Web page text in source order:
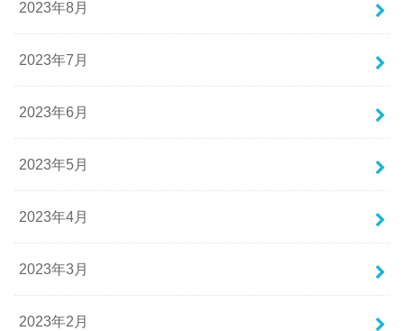
2023年8月
2023年7月
2023年6月
2023年5月
2023年4月
2023年3月
2023年2月